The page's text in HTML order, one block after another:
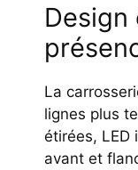
La
lignes plus
étirées, LED
avant et